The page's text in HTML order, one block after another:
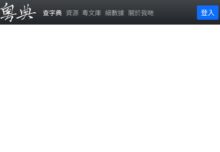
查字典 資源 粵文庫 細數據 關於我哋 登入